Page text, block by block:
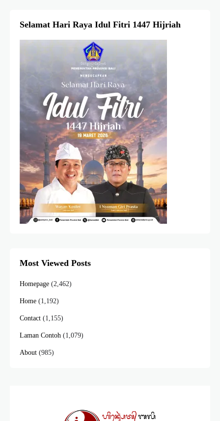
Selamat Hari Raya Idul Fitri 1447 Hijriah
Most Viewed Posts
Homepage (2,462)
Home (1,192)
Contact (1,155)
Laman Contoh (1,079)
About (985)